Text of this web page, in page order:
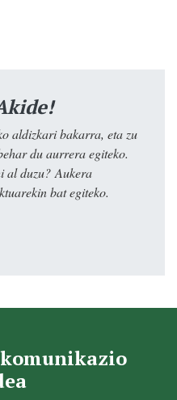
aldizkari bakarra, eta zu
du aurrera egiteko.
al duzu? Aukera
bat egiteko.